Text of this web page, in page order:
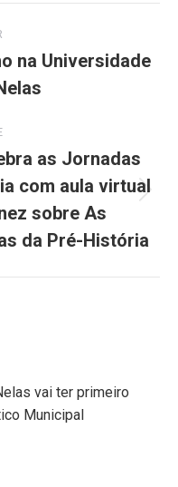
na Universidade
as Jornadas
com aula virtual
sobre As
da Pré-História
vai ter primeiro
Municipal